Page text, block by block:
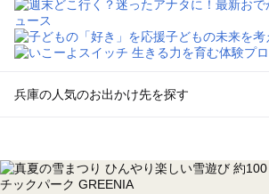
兵庫の人気のお出かけ先を探す
を探す
神戸・有馬・六甲山・西宮・明石のプール